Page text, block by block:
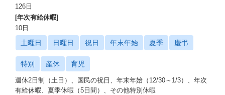
126日
[年次有給休暇]
10日
土曜日 日曜日 祝日 年末年始 夏季 慶弔
特別 産休 育児
週休2日制（土日）、国民の祝日、年末年始（12/30～1/3）、年次
有給休暇、夏季休暇（5日間）、その他特別休暇